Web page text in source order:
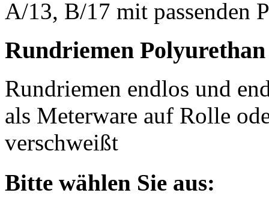
A/13, B/17 mit passenden
Rundriemen Polyurethan
Rundriemen endlos und
als Meterware auf Rolle
verschweißt
Bitte wählen Sie aus: